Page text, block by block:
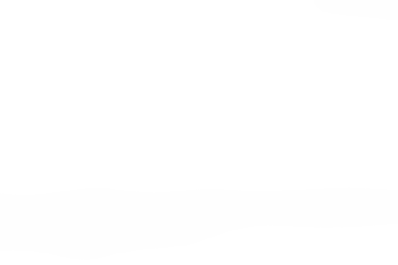
confianza en sus habilidades para hablar frente a un
del gobierno de AASHTO, padres, maestros y
de todo Estados Unidos pudieron competir en
año, diseñaron y construyeron puentes
Un panel de jueces seleccionó dieciocho equipos
los equipos hicieron presentaciones y, luego, hicieron
se desplomara, en algunos casos espectacularmente,